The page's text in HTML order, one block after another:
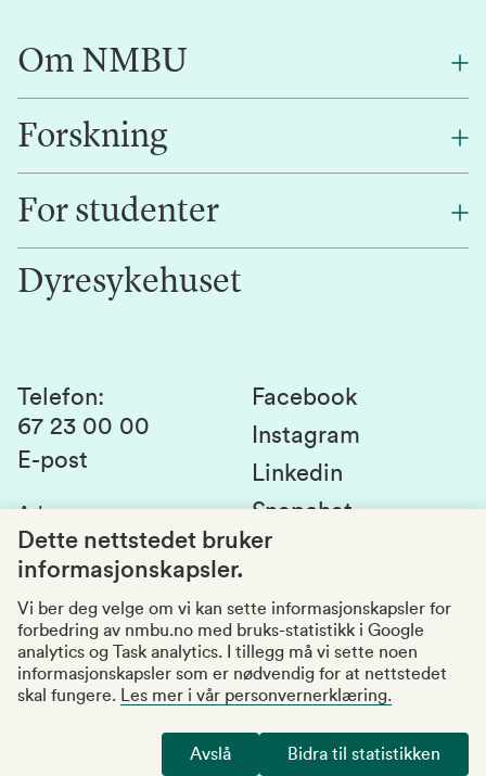
Om NMBU
Om oss
Alumni
Kontakt oss
Forskning
Forskning
Innovasjon
For studenter
Studentlivet
Studier og emner
Studenttinget
Si fra om avvik
Kvalitet i utdanningen
Dyresykehuset
Telefon:
67 23 00 00
E-post
Adresse:
Postboks 5003
1432 Ås
Organisasjonsnummer
969159570
Besøksadresser
Facebook
Instagram
Linkedin
Snapchat
Tilgjengelighetserklæring
Personvernerklæring
Dette nettstedet bruker
informasjonskapsler.
Vi ber deg velge om vi kan sette informasjonskapsler for
forbedring av nmbu.no med bruks-statistikk i Google
analytics og Task analytics. I tillegg må vi sette noen
informasjonskapsler som er nødvendig for at nettstedet
skal fungere.
Les mer i vår personvernerklæring.
Avslå Bidra til statistikken